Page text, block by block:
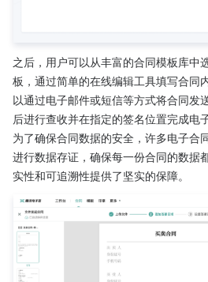
之后，用户可以从丰富的合同模板库中
板，通过简单的在线编辑工具填写合同
以通过电子邮件或短信等方式将合同发
后进行查收并在指定的签名位置完成电
为了确保合同数据的安全，许多电子合
进行数据存证，确保每一份合同的数据
实性和可追溯性提供了坚实的保障。